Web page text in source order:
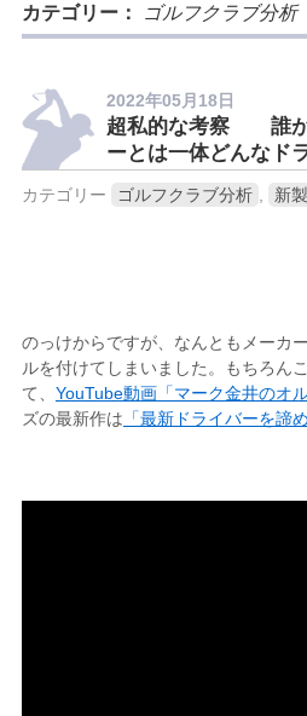
カテゴリー： ゴルフクラブ分析
2022年05月18日
超私的な考察 誰が
ーとは一体どんなド
カテゴリー ゴルフクラブ分析 新
のっけからですが、なんともメーカ
ルを付けてしまいました。もちろん
て、 YouTube動画「マーク金井のオ
ズの最新作は 「最新ドライバーを諦め